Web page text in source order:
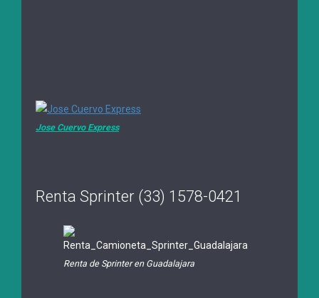
Jose Cuervo Express
Renta Sprinter (33) 1578-0421
Renta de Sprinter en Guadalajara